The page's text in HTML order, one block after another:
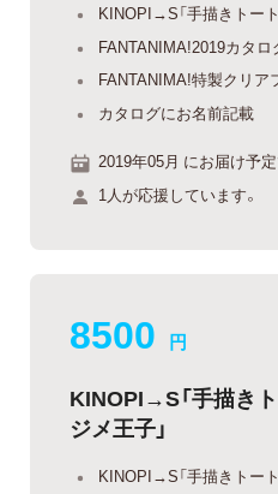
KINOPI→S「手描きトー
FANTANIMA!2019カタロ
FANTANIMA!特製クリア
カタログにお名前記載
2019年05月 にお届け予定
1人が応援しています。
8500 円
KINOPI→S「手描
ジメ王子」
KINOPI→S「手描きトー